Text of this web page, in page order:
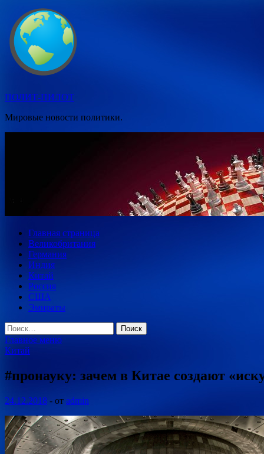
Перейти
содержимому
ПОЛИТ-ПИЛОТ
Мировые новости политики.
Главная страница
Великобритания
Германия
Индия
Китай
Россия
США
Эмираты
Найти:
Главное меню
Китай
#пронауку: зачем в Китае создают
24.12.2018 - от admin